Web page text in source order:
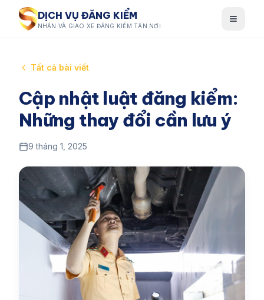
DỊCH VỤ ĐĂNG KIỂM
NHẬN VÀ GIAO XE ĐĂNG KIỂM TẬN NƠI
Tất cả bài viết
Cập nhật luật đăng kiểm:
Những thay đổi cần lưu ý
9 tháng 1, 2025